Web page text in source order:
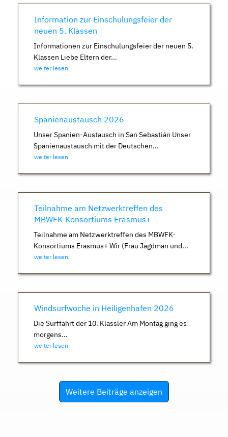
Information zur Einschulungsfeier der
neuen 5. Klassen
Informationen zur Einschulungsfeier der neuen 5.
Klassen Liebe Eltern der...
weiter lesen
Spanienaustausch 2026
Unser Spanien-Austausch in San Sebastián Unser
Spanienaustausch mit der Deutschen...
weiter lesen
Teilnahme am Netzwerktreffen des
MBWFK-Konsortiums Erasmus+
Teilnahme am Netzwerktreffen des MBWFK-
Konsortiums Erasmus+ Wir (Frau Jagdman und...
weiter lesen
Windsurfwoche in Heiligenhafen 2026
Die Surffahrt der 10. Klässler Am Montag ging es
morgens...
weiter lesen
Weitere Beiträge anzeigen